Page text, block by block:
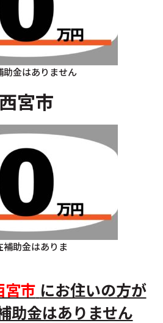
助金はありません
西宮市
補助金はありま
宮市 にお住いの方が
助金はありません